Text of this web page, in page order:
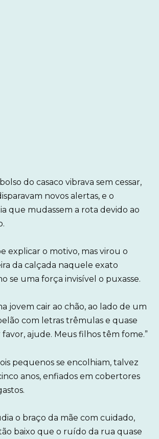
do casaco vibrava sem cessar,
novos alertas, e o
que mudassem a rota devido ao
explicar o motivo, mas virou o
da calçada naquele exato
se uma força invisível o puxasse.
jovem cair ao chão, ao lado de um
com letras trêmulas e quase
favor, ajude. Meus filhos têm fome.”
pequenos se encolhiam, talvez
anos, enfiados em cobertores
o braço da mãe com cuidado,
baixo que o ruído da rua quase